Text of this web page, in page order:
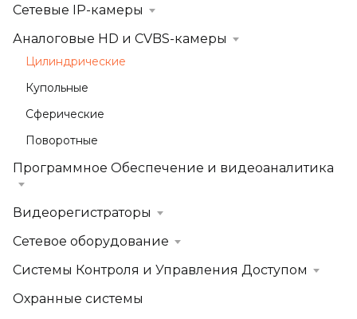
Сетевые IP-камеры
Аналоговые HD и CVBS-камеры
Цилиндрические
Купольные
Сферические
Поворотные
Программное Обеспечение и видеоаналитика
Видеорегистраторы
Сетевое оборудование
Системы Контроля и Управления Доступом
Охранные системы